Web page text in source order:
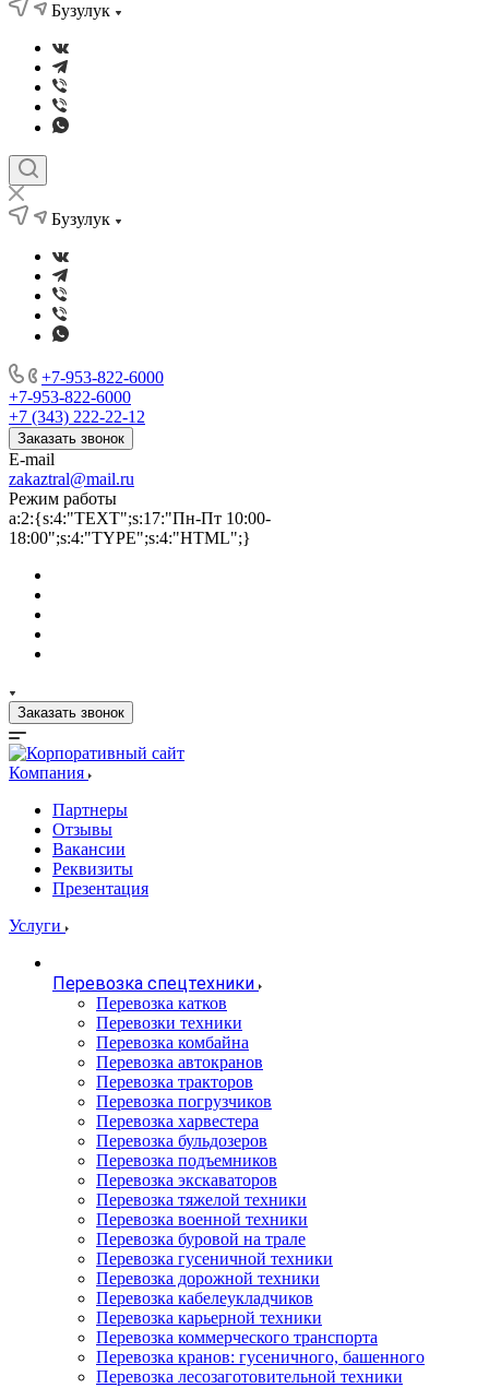
Бузулук
Бузулук
+7-953-822-6000
+7-953-822-6000
+7 (343) 222-22-12
Заказать звонок
E-mail
zakaztral@mail.ru
Режим работы
a:2:{s:4:"TEXT";s:17:"Пн-Пт 10:00-
18:00";s:4:"TYPE";s:4:"HTML";}
Заказать звонок
Компания
Партнеры
Отзывы
Вакансии
Реквизиты
Презентация
Услуги
Перевозка спецтехники
Перевозка катков
Перевозки техники
Перевозка комбайна
Перевозка автокранов
Перевозка тракторов
Перевозка погрузчиков
Перевозка харвестера
Перевозка бульдозеров
Перевозка подъемников
Перевозка экскаваторов
Перевозка тяжелой техники
Перевозка военной техники
Перевозка буровой на трале
Перевозка гусеничной техники
Перевозка дорожной техники
Перевозка кабелеукладчиков
Перевозка карьерной техники
Перевозка коммерческого транспорта
Перевозка кранов: гусеничного, башенного
Перевозка лесозаготовительной техники